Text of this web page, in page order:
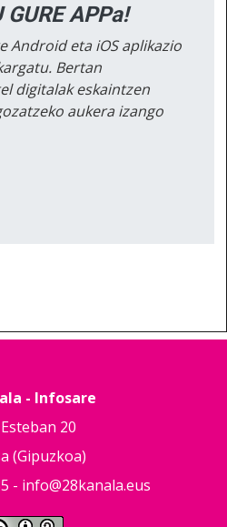
GURE APPa!
Android eta iOS aplikazio
Bertan
digitalak eskaintzen
aukera izango
- Infosare
20
(Gipuzkoa)
- info@28kanala.eus